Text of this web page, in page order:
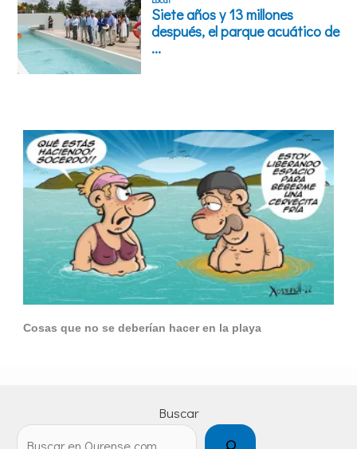
Cosas que no se deberían hacer en la playa
Buscar